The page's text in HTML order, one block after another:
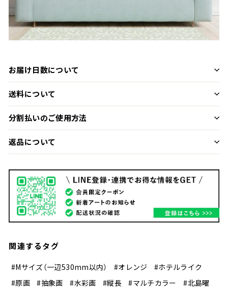
お届け日数について
送料について
分割払いのご使用方法
返品について
関連するタグ
#Mサイズ（一辺530mm以内） #オレンジ
#ホテルライク
#原画
#抽象画 #水彩画 #縦長 #マルチカラー #北島曜